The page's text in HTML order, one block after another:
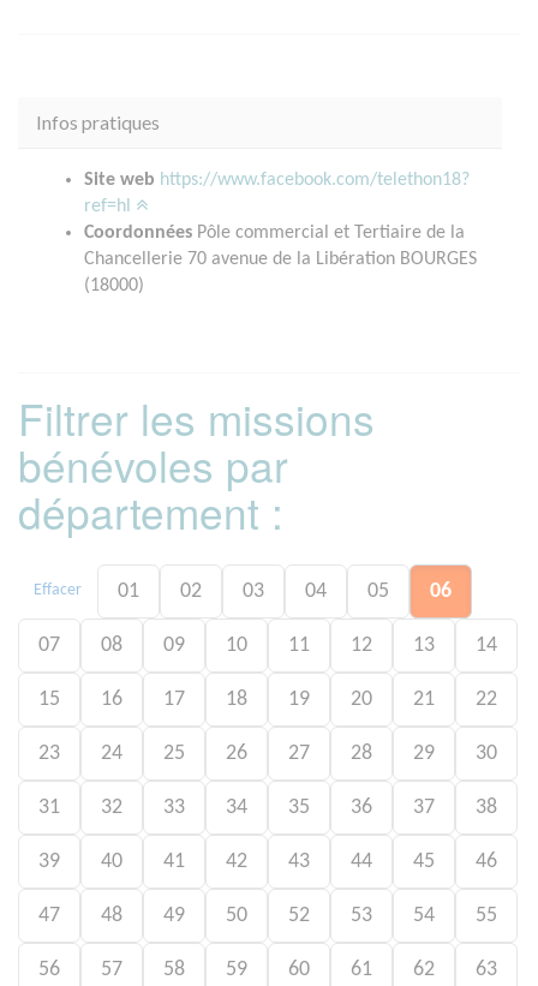
Infos pratiques
Site web https://www.facebook.com/telethon18?
ref=hl
Coordonnées Pôle commercial et Tertiaire de la
Chancellerie 70 avenue de la Libération BOURGES
(18000)
Filtrer les missions
bénévoles par
département :
Effacer 01 02 03 04 05 06
07 08 09 10 11 12 13 14
15 16 17 18 19 20 21 22
23 24 25 26 27 28 29 30
31 32 33 34 35 36 37 38
39 40 41 42 43 44 45 46
47 48 49 50 52 53 54 55
56 57 58 59 60 61 62 63